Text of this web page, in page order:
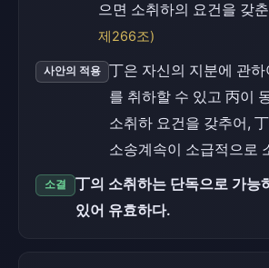
으면 소취하의 요건을 갖
제266조)
사안의 적용
丁은 자신의 지분에 관
를 취하할 수 있고 丙이
소취하 요건을 갖추어,
소송계속이 소급적으로
소결
丁의 소취하는 단독으로 가능
있어 유효하다.